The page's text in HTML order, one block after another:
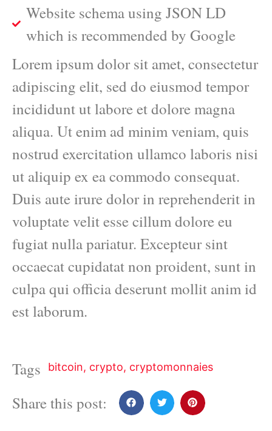
Website schema using JSON LD
which is recommended by Google
Lorem ipsum dolor sit amet, consectetur
adipiscing elit, sed do eiusmod tempor
incididunt ut labore et dolore magna
aliqua. Ut enim ad minim veniam, quis
nostrud exercitation ullamco laboris nisi
ut aliquip ex ea commodo consequat.
Duis aute irure dolor in reprehenderit in
voluptate velit esse cillum dolore eu
fugiat nulla pariatur. Excepteur sint
occaecat cupidatat non proident, sunt in
culpa qui officia deserunt mollit anim id
est laborum.
Tags bitcoin, crypto, cryptomonnaies
Share this post: